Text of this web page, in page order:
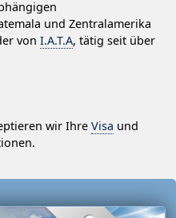
und Zentralamerika
von I.A.T.A, tätig seit über
wir Ihre Visa und